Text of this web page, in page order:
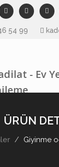
54 99
ÜRÜN
Giyinme